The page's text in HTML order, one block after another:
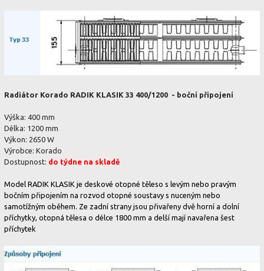
Radiátor Korado RADIK KLASIK 33 400/1200 - boční připojení
Výška: 400 mm
Délka: 1200 mm
Výkon: 2650 W
Výrobce: Korado
Dostupnost: do týdne na skladě
Model RADIK KLASIK je deskové otopné těleso s levým nebo pravým
bočním připojením na rozvod otopné soustavy s nuceným nebo
samotížným oběhem. Ze zadní strany jsou přivařeny dvě horní a dolní
příchytky, otopná tělesa o délce 1800 mm a delší mají navařena šest
příchytek